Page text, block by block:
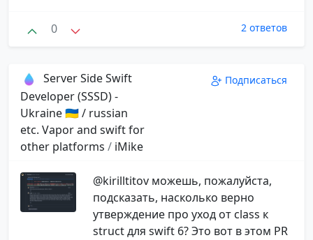
0 2 ответов
Server Side Swift
Developer (SSSD) -
Ukraine 🇺🇦 / russian
etc. Vapor and swift for
other platforms / iMike
Подписаться
@kirilltitov можешь, пожалуйста,
подсказать, насколько верно
утверждение про уход от class к
struct для swift 6? Это вот в этом PR